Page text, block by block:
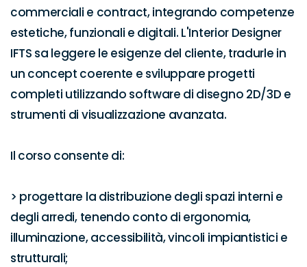
commerciali e contract, integrando competenze
estetiche, funzionali e digitali. L'Interior Designer
IFTS sa leggere le esigenze del cliente, tradurle in
un concept coerente e sviluppare progetti
completi utilizzando software di disegno 2D/3D e
strumenti di visualizzazione avanzata.
Il corso consente di:
> progettare la distribuzione degli spazi interni e
degli arredi, tenendo conto di ergonomia,
illuminazione, accessibilità, vincoli impiantistici e
strutturali;